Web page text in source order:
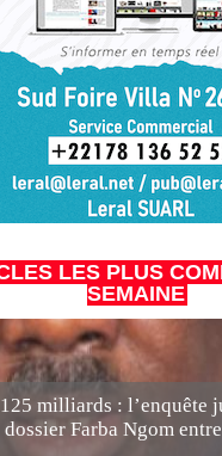
LES PLUS
SEMAINE
milliards : l’enquête
Farba Ngom